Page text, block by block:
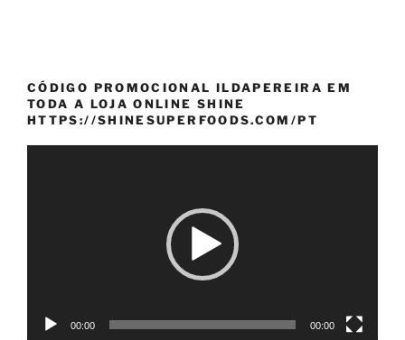
CÓDIGO PROMOCIONAL ILDAPEREIRA EM
TODA A LOJA ONLINE SHINE
HTTPS://SHINESUPERFOODS.COM/PT
00:00 00:00